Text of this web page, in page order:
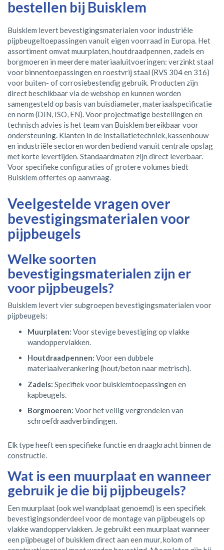
bestellen bij Buisklem
Buisklem levert bevestigingsmaterialen voor industriële
pijpbeugeltoepassingen vanuit eigen voorraad in Europa. Het
assortiment omvat muurplaten, houtdraadpennen, zadels en
borgmoeren in meerdere materiaaluitvoeringen: verzinkt staal
voor binnentoepassingen en roestvrij staal (RVS 304 en 316)
voor buiten- of corrosiebestendig gebruik. Producten zijn
direct beschikbaar via de webshop en kunnen worden
samengesteld op basis van buisdiameter, materiaalspecificatie
en norm (DIN, ISO, EN). Voor projectmatige bestellingen en
technisch advies is het team van Buisklem bereikbaar voor
ondersteuning. Klanten in de installatietechniek, kassenbouw
en industriële sectoren worden bediend vanuit centrale opslag
met korte levertijden. Standaardmaten zijn direct leverbaar.
Voor specifieke configuraties of grotere volumes biedt
Buisklem offertes op aanvraag.
Veelgestelde vragen over
bevestigingsmaterialen voor
pijpbeugels
Welke soorten
bevestigingsmaterialen zijn er
voor pijpbeugels?
Buisklem levert vier subgroepen bevestigingsmaterialen voor
pijpbeugels:
Muurplaten: Voor stevige bevestiging op vlakke
wandoppervlakken.
Houtdraadpennen: Voor een dubbele
materiaalverankering (hout/beton naar metrisch).
Zadels: Specifiek voor buisklemtoepassingen en
kapbeugels.
Borgmoeren: Voor het veilig vergrendelen van
schroefdraadverbindingen.
Elk type heeft een specifieke functie en draagkracht binnen de
constructie.
Wat is een muurplaat en wanneer
gebruik je die bij pijpbeugels?
Een muurplaat (ook wel wandplaat genoemd) is een specifiek
bevestigingsonderdeel voor de montage van pijpbeugels op
vlakke wandoppervlakken. Je gebruikt een muurplaat wanneer
een pijpbeugel of buisklem direct aan een muur, kolom of